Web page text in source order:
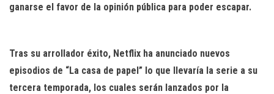
ganarse el favor de la opinión pública para poder escapar.
Tras su arrollador éxito, Netflix ha anunciado nuevos
episodios de “La casa de papel” lo que llevaría la serie a su
tercera temporada, los cuales serán lanzados por la